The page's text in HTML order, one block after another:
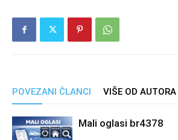
POVEZANI ČLANCI VIŠE OD AUTORA
Mali oglasi br4378